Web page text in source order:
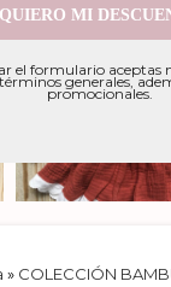
QUIERO MI
el formulario aceptas
generales,
promocionales.
» COLECCIÓN